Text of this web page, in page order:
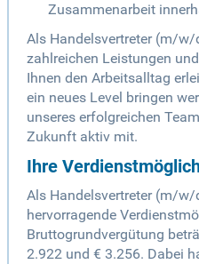
Zusammenarbeit
Als Handelsvertreter (m/
zahlreichen Leistungen
Ihnen den Arbeitsalltag
ein neues Level bringen
unseres erfolgreichen
Zukunft aktiv mit.
Ihre
Als Handelsvertreter (m/
hervorragende
Bruttogrundvergütung
2.922 und € 3.256. Dabei